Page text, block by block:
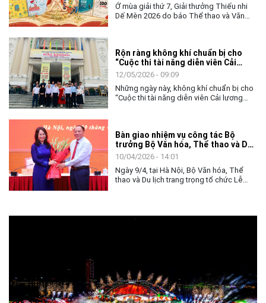
Ở mùa giải thứ 7, Giải thưởng Thiếu nhi
Dế Mèn 2026 do báo Thể thao và Văn
Dế Mèn và 4 Tặng thưởng. Đặc biệt, mùa
giải năm nay còn đánh dấu bước phát
triển mới khi Giải thưởng Lớn "Thành tựu
trọn đời - Hiệp sĩ Dế Mèn" đã tìm được
chủ nhân xứng đáng.
Rộn ràng không khí chuẩn bị cho
“Cuộc thi tài năng diễn viên Cải
lương toàn quốc - 2026”
12/05/2026 - 09:09
Những ngày này, không khí chuẩn bị cho
“Cuộc thi tài năng diễn viên Cải lương
đến các tuyến phố trung tâm, hình ảnh về
cuộc thi đã bắt đầu xuất hiện, tạo nên
bầu không khí nghệ thuật đầy sắc màu,
góp phần lan tỏa tình yêu đối với nghệ
thuật Cải lương - loại hình sân khấu
truyền thống đặc sắc của dân tộc.
Bàn giao nhiệm vụ công tác Bộ
trưởng Bộ Văn hóa, Thể thao và Du
lịch
10/04/2026 - 14:01
Ngày 9/4, tại Hà Nội, Bộ Văn hóa, Thể
thao và Du lịch trang trọng tổ chức Lễ